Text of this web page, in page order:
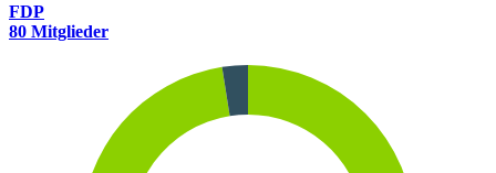
FDP
80 Mitglieder